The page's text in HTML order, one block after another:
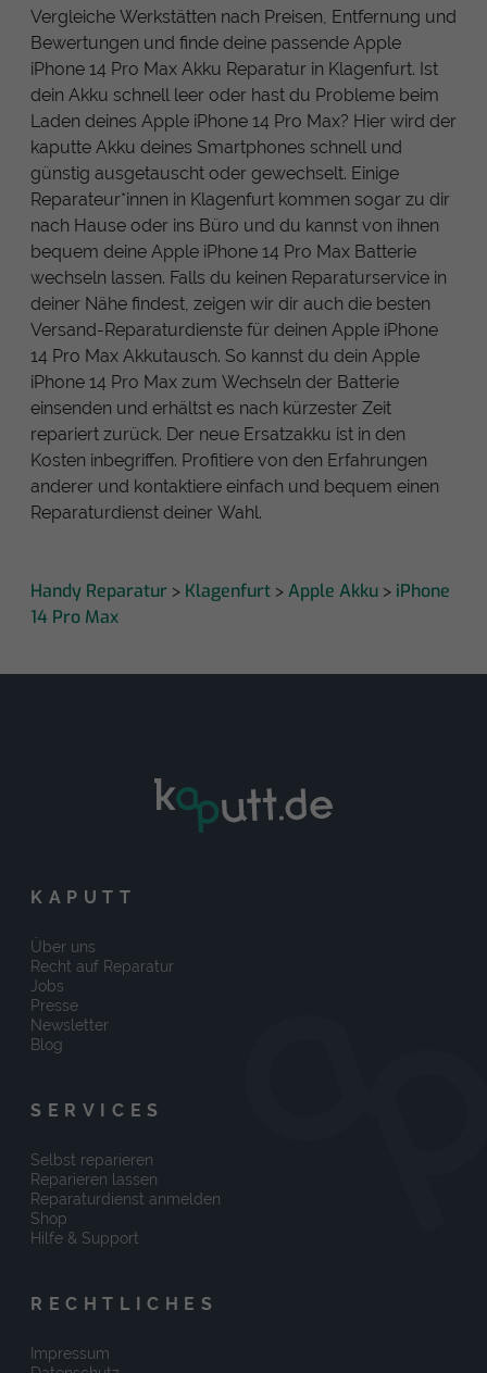
Vergleiche Werkstätten nach Preisen, Entfernung und
Bewertungen und finde deine passende Apple
iPhone 14 Pro Max Akku Reparatur in Klagenfurt. Ist
dein Akku schnell leer oder hast du Probleme beim
Laden deines Apple iPhone 14 Pro Max? Hier wird der
kaputte Akku deines Smartphones schnell und
günstig ausgetauscht oder gewechselt. Einige
Reparateur*innen in Klagenfurt kommen sogar zu dir
nach Hause oder ins Büro und du kannst von ihnen
bequem deine Apple iPhone 14 Pro Max Batterie
wechseln lassen. Falls du keinen Reparaturservice in
deiner Nähe findest, zeigen wir dir auch die besten
Versand-Reparaturdienste für deinen Apple iPhone
14 Pro Max Akkutausch. So kannst du dein Apple
iPhone 14 Pro Max zum Wechseln der Batterie
einsenden und erhältst es nach kürzester Zeit
repariert zurück. Der neue Ersatzakku ist in den
Kosten inbegriffen. Profitiere von den Erfahrungen
anderer und kontaktiere einfach und bequem einen
Reparaturdienst deiner Wahl.
Handy Reparatur > Klagenfurt > Apple Akku > iPhone
14 Pro Max
KAPUTT
Über uns
Recht auf Reparatur
Jobs
Presse
Newsletter
Blog
SERVICES
Selbst reparieren
Reparieren lassen
Reparaturdienst anmelden
Shop
Hilfe & Support
RECHTLICHES
Impressum